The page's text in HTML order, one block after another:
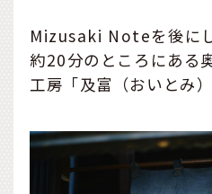
Mizusaki Noteを後に
約20分のところにある
工房「及富（おいとみ）